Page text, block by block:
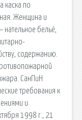
каска по
Женщина и
бельё,
содержанию.
СанПиН
требования к
и
1998 г., 21